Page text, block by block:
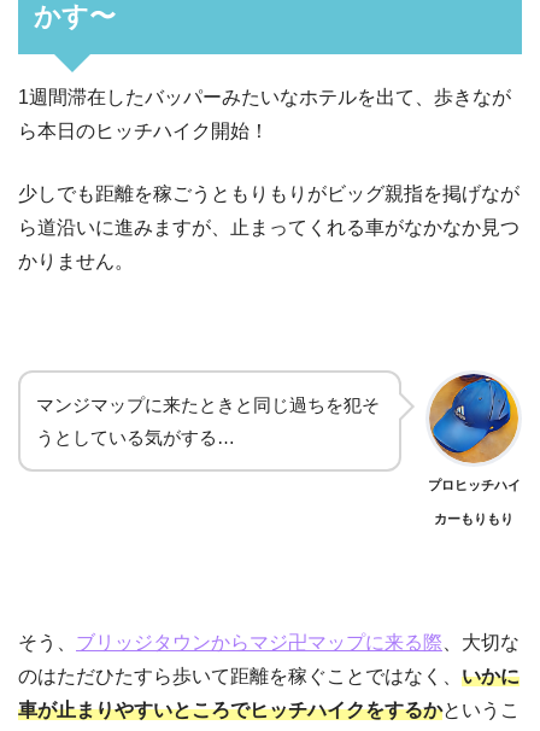
かす〜
1週間滞在したバッパーみたいなホテルを出て、歩きなが
ら本日のヒッチハイク開始！
少しでも距離を稼ごうともりもりがビッグ親指を掲げなが
ら道沿いに進みますが、止まってくれる車がなかなか見つ
かりません。
マンジマップに来たときと同じ過ちを犯そ
うとしている気がする…
プロヒッチハイ
カーもりもり
そう、 ブリッジタウンからマジ卍マップに来る際 、大切な
のはただひたすら歩いて距離を稼ぐことではなく、 いかに
車が止まりやすいところでヒッチハイクをするかというこ